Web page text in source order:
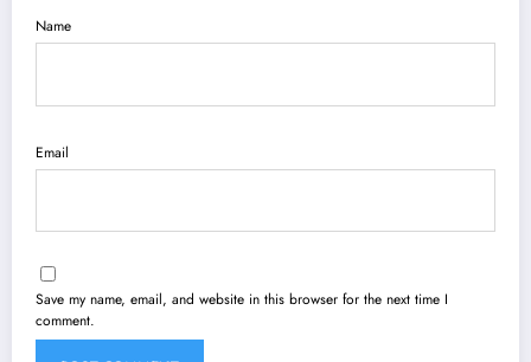
Name
Email
Save my name, email, and website in this browser for the next time I
comment.